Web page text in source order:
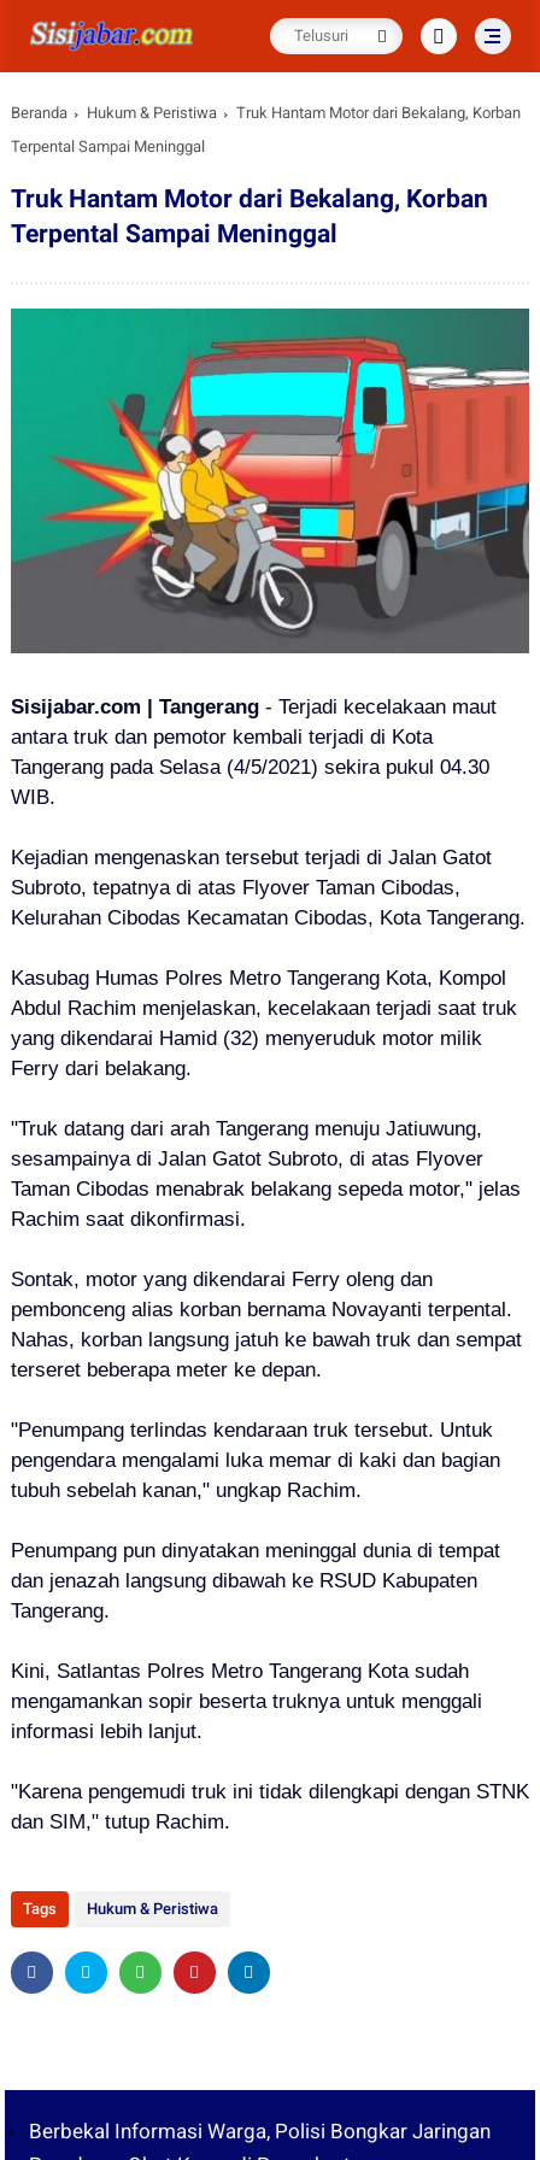
Beranda Hukum & Peristiwa
Truk Hantam Motor dari Bekalang, Korban
Terpental Sampai Meninggal
Truk Hantam Motor dari Bekalang, Korban
Terpental Sampai Meninggal
Sisijabar.com | Tangerang- Terjadi kecelakaan maut
antara truk dan pemotor kembali terjadi di Kota
Tangerang pada Selasa (4/5/2021) sekira pukul 04.30
WIB.
Kejadian mengenaskan tersebut terjadi di Jalan Gatot
Subroto, tepatnya di atas Flyover Taman Cibodas,
Kelurahan Cibodas Kecamatan Cibodas, Kota Tangerang.
Kasubag Humas Polres Metro Tangerang Kota, Kompol
Abdul Rachim menjelaskan, kecelakaan terjadi saat truk
yang dikendarai Hamid (32) menyeruduk motor milik
Ferry dari belakang.
"Truk datang dari arah Tangerang menuju Jatiuwung,
sesampainya di Jalan Gatot Subroto, di atas Flyover
Taman Cibodas menabrak belakang sepeda motor," jelas
Rachim saat dikonfirmasi.
Sontak, motor yang dikendarai Ferry oleng dan
pembonceng alias korban bernama Novayanti terpental.
Nahas, korban langsung jatuh ke bawah truk dan sempat
terseret beberapa meter ke depan.
"Penumpang terlindas kendaraan truk tersebut. Untuk
pengendara mengalami luka memar di kaki dan bagian
tubuh sebelah kanan," ungkap Rachim.
Penumpang pun dinyatakan meninggal dunia di tempat
dan jenazah langsung dibawah ke RSUD Kabupaten
Tangerang.
Kini, Satlantas Polres Metro Tangerang Kota sudah
mengamankan sopir beserta truknya untuk menggali
informasi lebih lanjut.
"Karena pengemudi truk ini tidak dilengkapi dengan STNK
dan SIM," tutup Rachim.
Tags Hukum & Peristiwa
Berbekal Informasi Warga, Polisi Bongkar Jaringan